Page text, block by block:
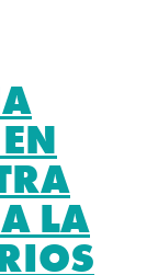
LA